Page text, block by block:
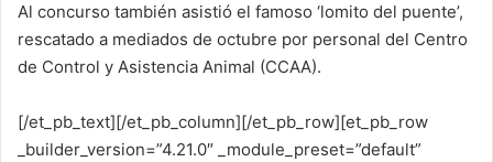
Al concurso también asistió el famoso ‘lomito del puente’,
rescatado a mediados de octubre por personal del Centro
de Control y Asistencia Animal (CCAA).
[/et_pb_text][/et_pb_column][/et_pb_row][et_pb_row
_builder_version=”4.21.0″ _module_preset=”default”